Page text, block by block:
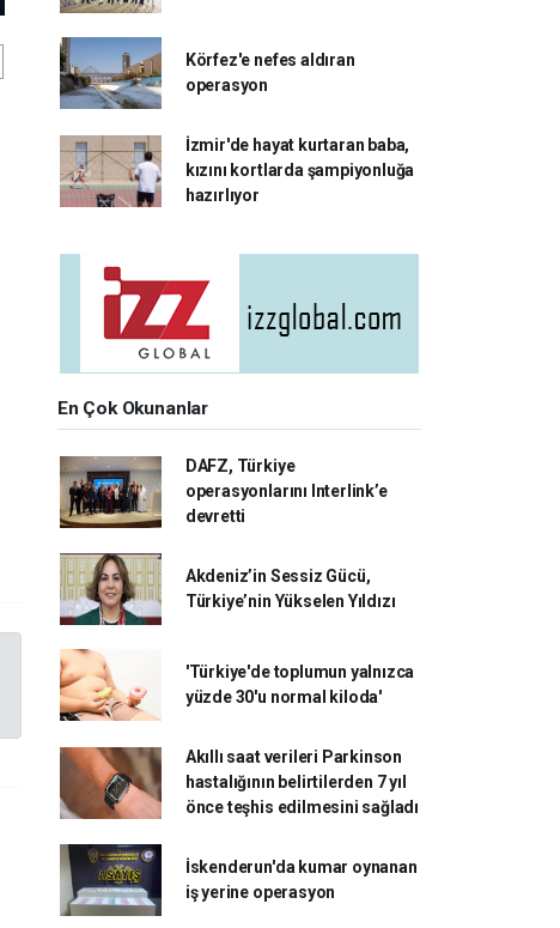
Körfez'e nefes aldıran
operasyon
İzmir'de hayat kurtaran baba,
kızını kortlarda şampiyonluğa
hazırlıyor
En Çok Okunanlar
DAFZ, Türkiye
operasyonlarını Interlink’e
devretti
Akdeniz’in Sessiz Gücü,
Türkiye’nin Yükselen Yıldızı
'Türkiye'de toplumun yalnızca
yüzde 30'u normal kiloda'
Akıllı saat verileri Parkinson
hastalığının belirtilerden 7 yıl
önce teşhis edilmesini sağladı
İskenderun'da kumar oynanan
iş yerine operasyon